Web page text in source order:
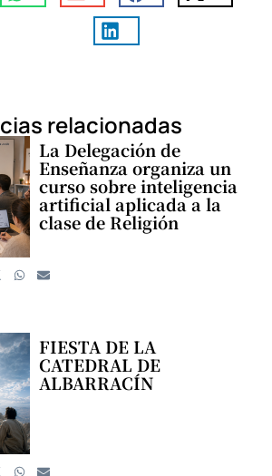
relacionadas
La Delegación de
Enseñanza organiza un
curso sobre inteligencia
artificial aplicada a la
clase de Religión
FIESTA DE LA
CATEDRAL DE
ALBARRACÍN